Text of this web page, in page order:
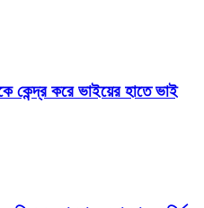
কেন্দ্র করে ভাইয়ের হাতে ভাই